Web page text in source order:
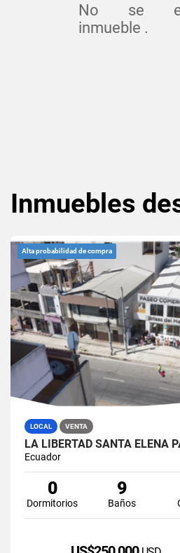
No se
inmueble .
Inmuebles
Alta probabilidad de compra
LOCAL VENTA
Ecuador
0
Dormitorios
9
Baños